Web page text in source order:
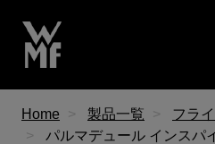
Home 製品一覧
フラ
パルマデュール インスパ